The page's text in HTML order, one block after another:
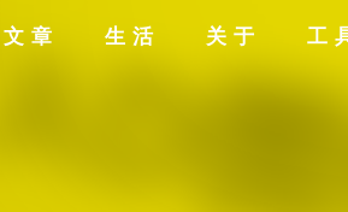
文章 生活 关于 工